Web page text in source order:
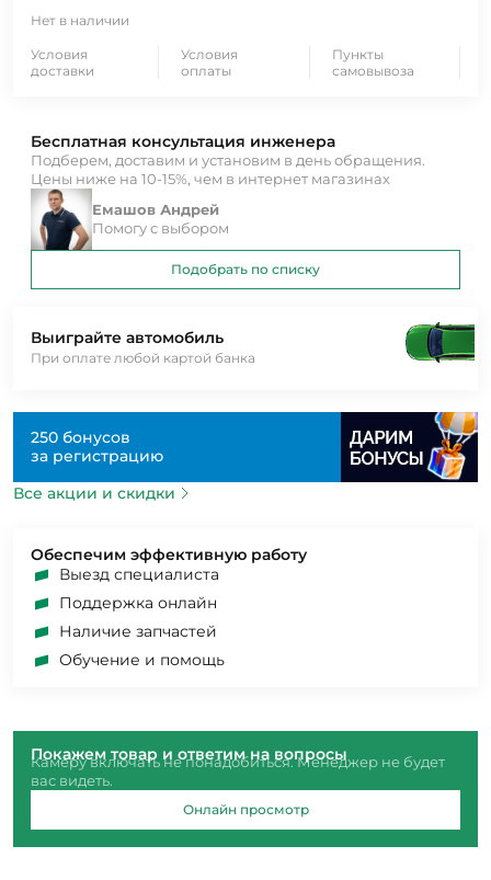
Нет в наличии
Условия
доставки
Условия
оплаты
Пункты
самовывоза
Выиграйте автомобиль
При оплате любой картой банка
250 бонусов
за регистрацию
Все акции и скидки
Обеспечим эффективную работу
Выезд специалиста
Поддержка онлайн
Наличие запчастей
Обучение и помощь
Покажем товар и ответим на вопросы
Камеру включать не понадобиться. Менеджер не будет
вас видеть.
Онлайн просмотр
Бесплатная консультация инженера
Подберем, доставим и установим в день обращения.
Цены ниже на 10-15%, чем в интернет магазинах
Емашов Андрей
Помогу с выбором
Подобрать по списку